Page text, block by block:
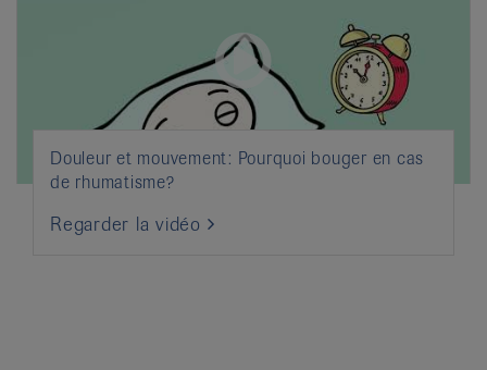
Douleur et mouvement: Pourquoi bouger en cas
de rhumatisme?
Regarder la vidéo